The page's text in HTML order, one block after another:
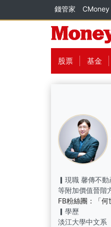
錢管家 CMoney
股票 基金
▎現職 馨傳不動
等附加價值晉階
FB粉絲團：「何
▎學歷
淡江大學中文系